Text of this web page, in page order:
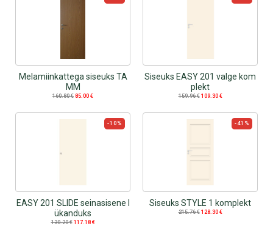
Melamiinkattega siseuks TA
MM
160.80€ 85.00 €
Siseuks EASY 201 valge kom
plekt
159.96€ 109.30 €
-10%
EASY 201 SLIDE seinasisene l
ükanduks
130.20€ 117.18 €
-41%
Siseuks STYLE 1 komplekt
215.76€ 128.30 €